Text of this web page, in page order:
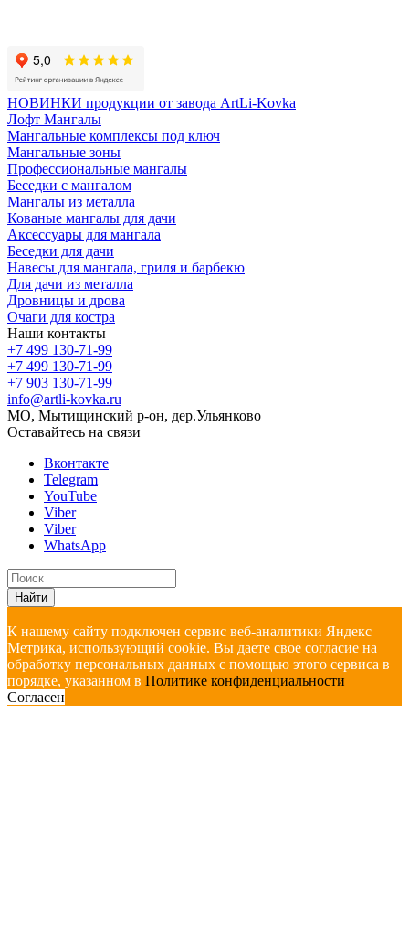
НОВИНКИ продукции от завода ArtLi-Kovka
Лофт Мангалы
Мангальные комплексы под ключ
Мангальные зоны
Профессиональные мангалы
Беседки с мангалом
Мангалы из металла
Кованые мангалы для дачи
Аксессуары для мангала
Беседки для дачи
Навесы для мангала, гриля и барбекю
Для дачи из металла
Дровницы и дрова
Очаги для костра
Наши контакты
+7 499 130-71-99
+7 499 130-71-99
+7 903 130-71-99
info@artli-kovka.ru
МО, Мытищинский р-он, дер.Ульянково
Оставайтесь на связи
Вконтакте
Telegram
YouTube
Viber
Viber
WhatsApp
Найти
К нашему сайту подключен сервис веб-аналитики Яндекс
Метрика, использующий cookie. Вы даете свое согласие на
обработку персональных данных с помощью этого сервиса в
порядке, указанном в Политике конфиденциальности
Согласен